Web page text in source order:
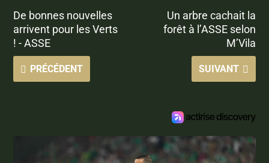
De bonnes nouvelles
arrivent pour les Verts
! - ASSE
PRÉCÉDENT
Un arbre cachait la
forêt à l’ASSE selon
M’Vila
SUIVANT